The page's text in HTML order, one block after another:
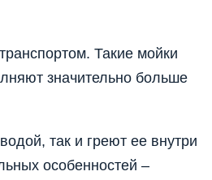
Такие мойки
значительно больше
так и греют ее внутри
особенностей –